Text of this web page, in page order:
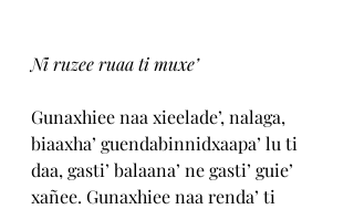
Ni ruzee ruaa ti muxe’
Gunaxhiee naa xieelade’, nalaga,
biaaxha’ guendabinnidxaapa’ lu ti
daa, gasti’ balaana’ ne gasti’ guie’
xañee. Gunaxhiee naa renda’ ti